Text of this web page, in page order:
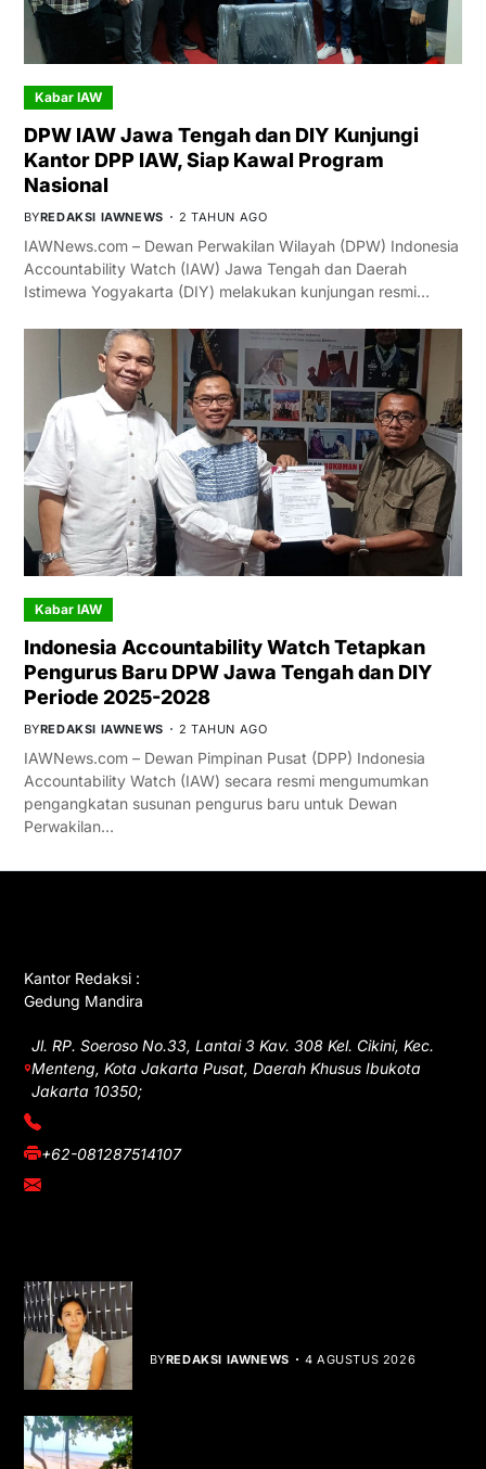
Kabar IAW
DPW IAW Jawa Tengah dan DIY Kunjungi
Kantor DPP IAW, Siap Kawal Program
Nasional
BYREDAKSI IAWNEWS 2 TAHUN AGO
IAWNews.com – Dewan Perwakilan Wilayah (DPW) Indonesia
Accountability Watch (IAW) Jawa Tengah dan Daerah
Istimewa Yogyakarta (DIY) melakukan kunjungan resmi…
Kabar IAW
Indonesia Accountability Watch Tetapkan
Pengurus Baru DPW Jawa Tengah dan DIY
Periode 2025-2028
BYREDAKSI IAWNEWS 2 TAHUN AGO
IAWNews.com – Dewan Pimpinan Pusat (DPP) Indonesia
Accountability Watch (IAW) secara resmi mengumumkan
pengangkatan susunan pengurus baru untuk Dewan
Perwakilan…
Kantor Redaksi :
Gedung Mandira
Jl. RP. Soeroso No.33, Lantai 3 Kav. 308 Kel. Cikini, Kec.
Menteng, Kota Jakarta Pusat, Daerah Khusus Ibukota
Jakarta 10350;
(021) 3908026
+62-081287514107
adm@iawnews.com
BYREDAKSI IAWNEWS 4 AGUSTUS 2026